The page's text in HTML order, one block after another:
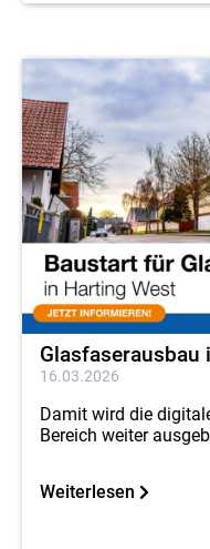
16.03.2026
Damit wird die
Bereich weiter
Weiterlesen